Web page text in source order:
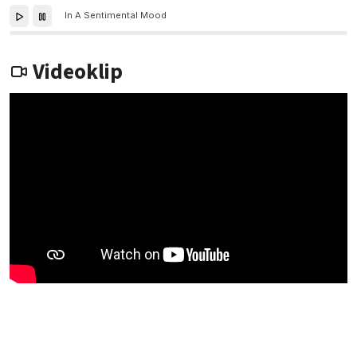
In A Sentimental Mood
Videoklip